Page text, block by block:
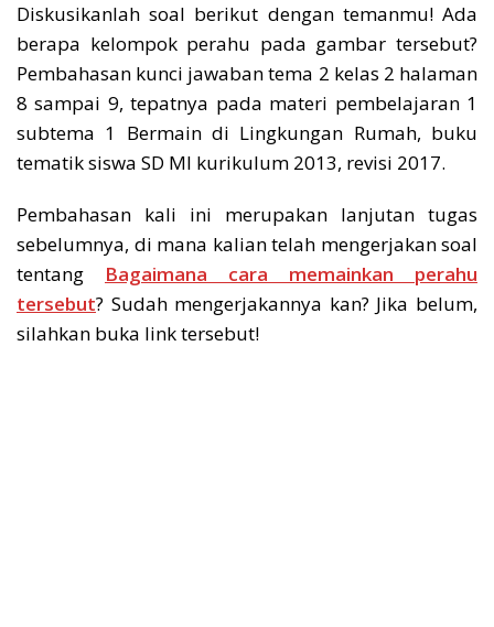
Diskusikanlah soal berikut dengan temanmu! Ada
berapa kelompok perahu pada gambar tersebut?
Pembahasan kunci jawaban tema 2 kelas 2 halaman
8 sampai 9, tepatnya pada materi pembelajaran 1
subtema 1 Bermain di Lingkungan Rumah, buku
tematik siswa SD MI kurikulum 2013, revisi 2017.
Pembahasan kali ini merupakan lanjutan tugas
sebelumnya, di mana kalian telah mengerjakan soal
tentang Bagaimana cara memainkan perahu
tersebut? Sudah mengerjakannya kan? Jika belum,
silahkan buka link tersebut!